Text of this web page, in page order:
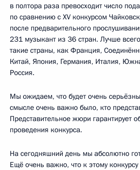
в полтора раза превосходит число
по сравнению с XV конкурсом
после предварительного
231 музыкант из 36 стран. Лучше
такие страны, как Франция,
Китай, Япония, Германия, Италия,
Россия.
Мы ожидаем, что будет очень
смысле очень важно было, кто
Представительное жюри гарантирует
проведения конкурса.
На сегодняшний день мы абсолютно
Ещё очень важно, что к этому конкурсу